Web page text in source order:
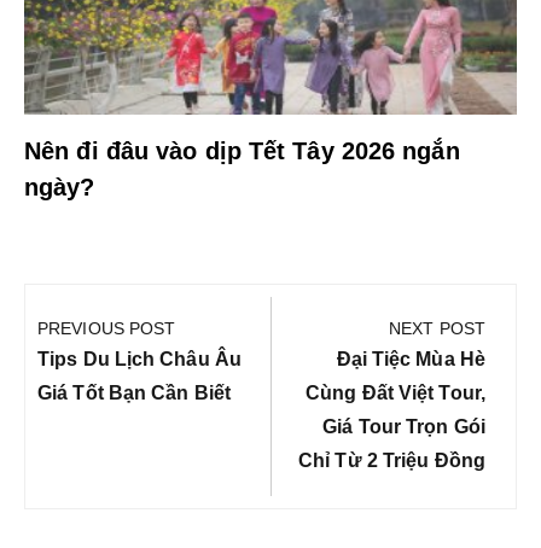
Nên đi đâu vào dịp Tết Tây 2026 ngắn
ngày?
hướng
bài
viết
PREVIOUS POST
Previous
Post:
Tips Du Lịch Châu Âu
Giá Tốt Bạn Cần Biết
NEXT POST
Next
Post:
Đại Tiệc Mùa Hè
Cùng Đất Việt Tour,
Giá Tour Trọn Gói
Chỉ Từ 2 Triệu Đồng